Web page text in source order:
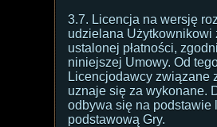
3.7. Licencja na wersję
udzielana Użytkownikowi
ustalonej płatności,
niniejszej Umowy. Od
Licencjodawcy związane
uznaje się za wykonane.
odbywa się na podstawie
podstawową Gry.